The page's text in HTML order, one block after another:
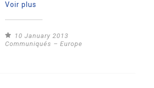
Voir plus
10 January 2013
Communiqués – Europe